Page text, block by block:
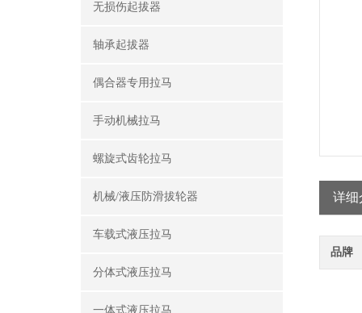
无损伤起拔器
轴承起拔器
偶合器专用拉马
手动机械拉马
螺旋式齿轮拉马
机械/液压防滑拔轮器
车载式液压拉马
分体式液压拉马
一体式液压拉马
详细
品牌